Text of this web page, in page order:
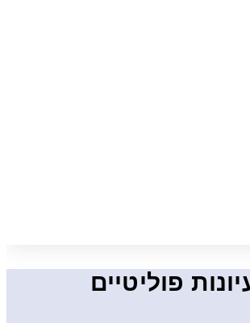
פוליטיים